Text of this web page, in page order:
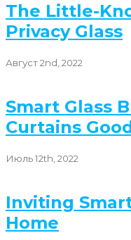
The Little-
Privacy Glass
Август 2nd, 2022
Smart Glass
Curtains
Июль 12th, 2022
Inviting
Home